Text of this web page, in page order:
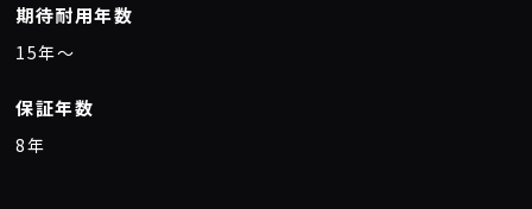
期待耐用年数
15年〜
保証年数
8年